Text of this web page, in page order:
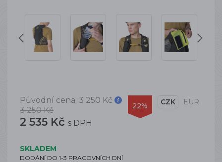
Původní cena: 3 250 Kč
3 250 Kč
2 535 Kč s DPH
22% CZK EUR
SKLADEM
DODÁNÍ DO 1-3 PRACOVNÍCH DNÍ